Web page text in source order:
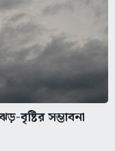
বৃষ্টির সম্ভাবনা